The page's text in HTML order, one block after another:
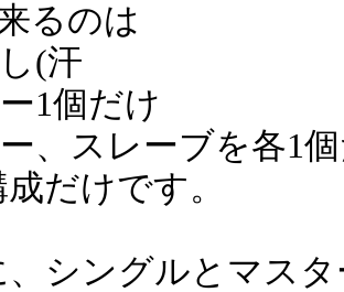
るのは
(汗
1個だけ
、スレーブを各1
だけです。
、シングルとマス